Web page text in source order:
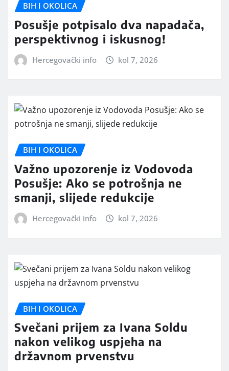
BIH I OKOLICA
Posušje potpisalo dva napadača,
perspektivnog i iskusnog!
Hercegovački info kol 7, 2026
BIH I OKOLICA
Važno upozorenje iz Vodovoda
Posušje: Ako se potrošnja ne
smanji, slijede redukcije
Hercegovački info kol 7, 2026
BIH I OKOLICA
Svečani prijem za Ivana Soldu
nakon velikog uspjeha na
državnom prvenstvu